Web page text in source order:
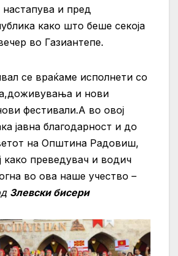
и пред
како што беше секоја
во Газиантепе.
се враќаме исполнети со
и нови
фестивали.А во овој
јавна благодарност и до
на Општина Радовиш,
како преведувач и водич
во ова наше учество –
Злевски бисери